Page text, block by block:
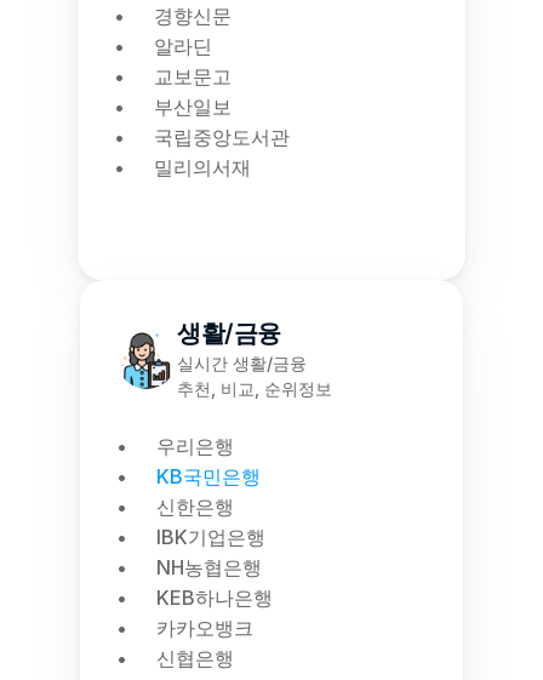
경향신문
알라딘
교보문고
부산일보
국립중앙도서관
밀리의서재
생활/금융
실시간 생활/금융
추천, 비교, 순위정보
우리은행
KB국민은행
신한은행
IBK기업은행
NH농협은행
KEB하나은행
카카오뱅크
신협은행